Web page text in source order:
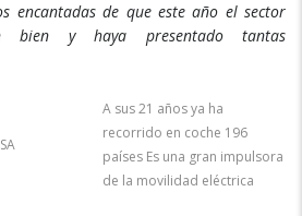
encantadas de que este año el sector
bien y haya presentado tantas
A sus 21 años ya ha
recorrido en coche 196
países Es una gran impulsora
de la movilidad eléctrica